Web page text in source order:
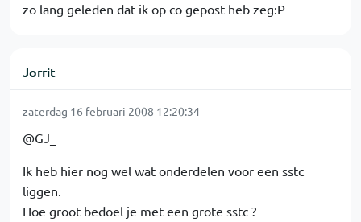
zo lang geleden dat ik op co gepost heb zeg:P
Jorrit
zaterdag 16 februari 2008 12:20:34
@GJ_
Ik heb hier nog wel wat onderdelen voor een sstc
liggen.
Hoe groot bedoel je met een grote sstc ?